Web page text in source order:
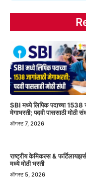
SBI मध्ये लिपिक पदाच्या 1538
मेगाभरती; पदवी पाससाठी मोठी
ऑगस्ट 7, 2026
राष्ट्रीय केमिकल्स &
मध्ये मोठी भरती
ऑगस्ट 5, 2026